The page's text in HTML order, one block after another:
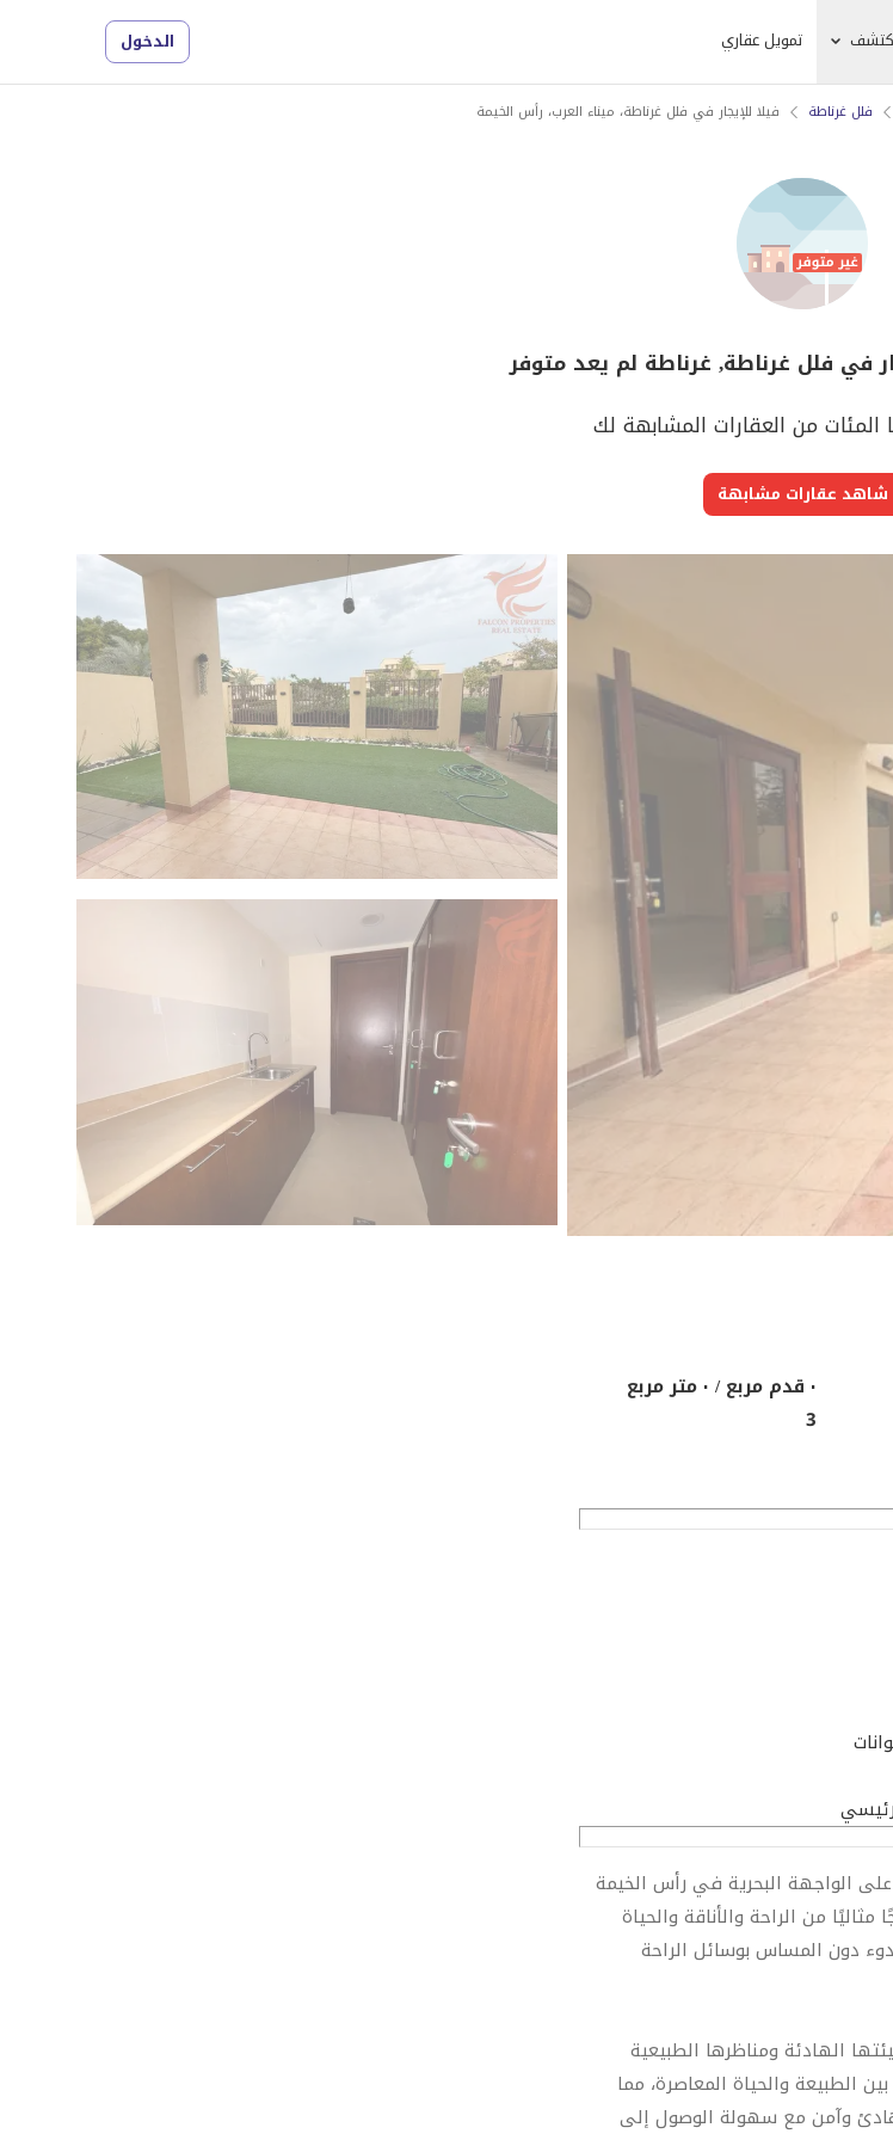
تمويل عقاري الدخول
فلل غرناطة فيلا للإيجار في فلل غرناطة، ميناء العرب، رأس الخيمة
في فلل غرناطة, غرناطة لم يعد متوفر
المئات من العقارات المشابهة لك
شاهد عقارات مشابهة
٠ قدم مربع / ٠ متر مربع
3
الواجهة البحرية في رأس الخيمة
من الراحة والأناقة والحياة
دون المساس بوسائل الراحة
الهادئة ومناظرها الطبيعية
الطبيعة والحياة المعاصرة، مما
هادئ وآمن مع سهولة الوصول إلى